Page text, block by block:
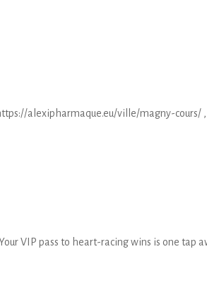
alexipharmaque.eu/ville/magny-cours/ ,
VIP pass to heart-racing wins is one tap